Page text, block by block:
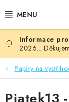
na
NOVINKY
HURÁ DÍLNA
VŠECHNO ZBOŽÍ
2026...
Papíry na